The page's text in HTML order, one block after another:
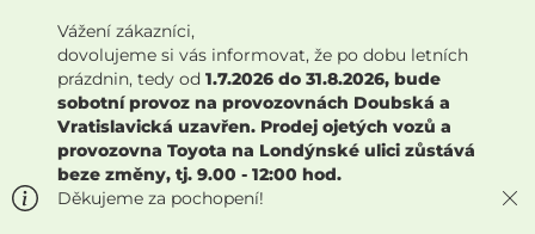
Vážení zákazníci,
dovolujeme si vás informovat, že po dobu letních
prázdnin, tedy od 1.7.2026 do 31.8.2026, bude
sobotní provoz na provozovnách Doubská a
Vratislavická uzavřen. Prodej ojetých vozů a
provozovna Toyota na Londýnské ulici zůstává
beze změny, tj. 9.00 - 12:00 hod.
Děkujeme za pochopení!